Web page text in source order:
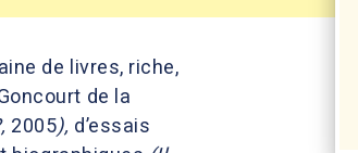
de livres, riche,
de la
2005), d’essais